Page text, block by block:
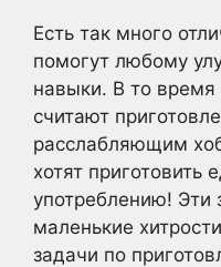
Есть так много
помогут любому
навыки. В то
считают
расслабляющим
хотят приготовить
употреблению! Эти
маленькие
задачи по